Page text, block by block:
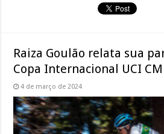
Raiza Goulão relata sua
Copa Internacional UCI
4 de março de 2024